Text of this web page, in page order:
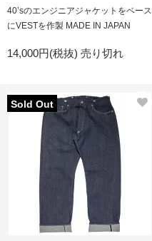
40’sのエンジニアジャケットをベース
にVESTを作製 MADE IN JAPAN
14,000円(税抜) 売り切れ
Sold Out